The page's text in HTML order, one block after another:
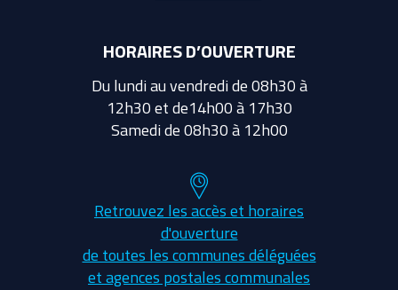
HORAIRES D’OUVERTURE
Du lundi au vendredi de 08h30 à
12h30 et de14h00 à 17h30
Samedi de 08h30 à 12h00
Retrouvez les accès et horaires
d'ouverture
de toutes les communes déléguées
et agences postales communales